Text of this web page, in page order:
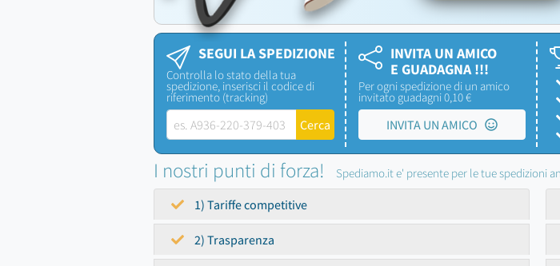
SEGUI LA SPEDIZIONE
Controlla lo stato della tua
spedizione, inserisci il codice di
riferimento (tracking)
INVITA UN AMICO
E GUADAGNA !!!
Per ogni spedizione di un amico
invitato guadagni 0,10 €
INVITA UN AMICO
I nostri punti di forza! Spediamo.it e' presente per le tue spedizioni
1) Tariffe competitive
2) Trasparenza